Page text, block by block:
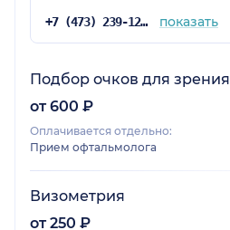
+7 (473) 239-12-39 показать
Подбор очков для зрения
от 600 ₽
Оплачивается отдельно:
Прием офтальмолога
Визометрия
от 250 ₽